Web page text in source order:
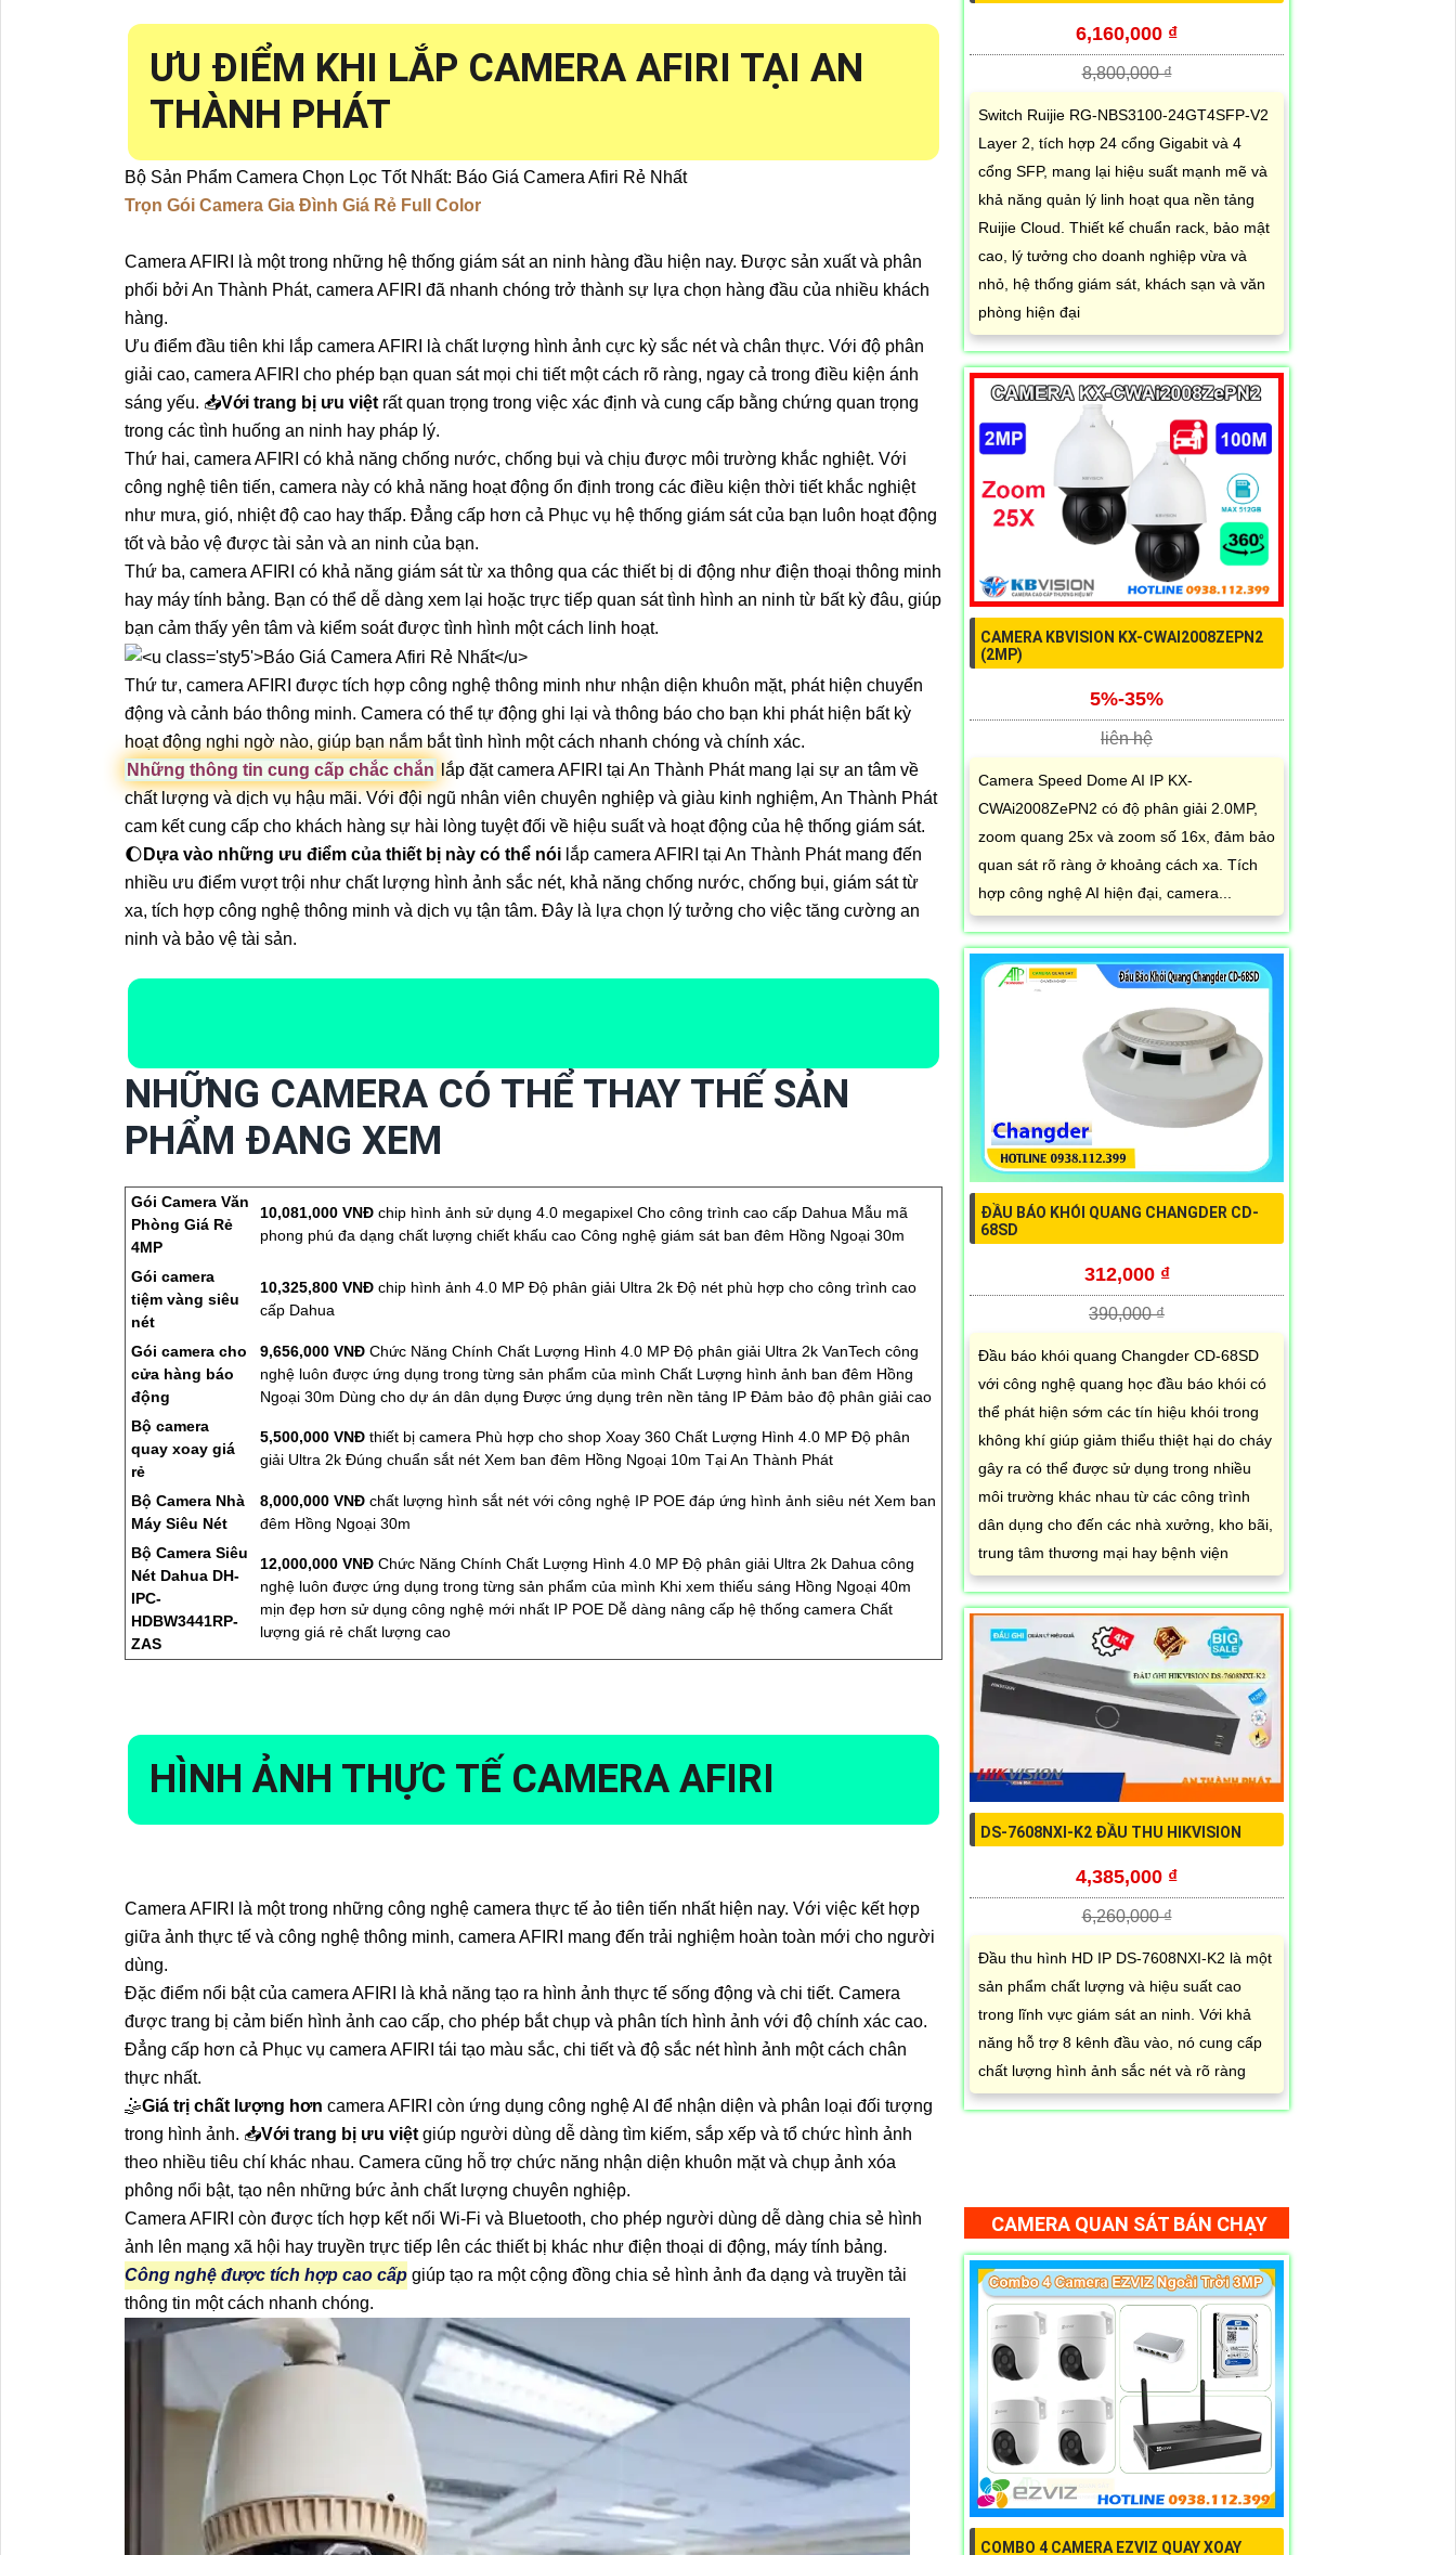
ƯU ĐIỂM KHI LẮP CAMERA AFIRI TẠI AN
THÀNH PHÁT
Bộ Sản Phẩm Camera Chọn Lọc Tốt Nhất: Báo Giá Camera Afiri Rẻ Nhất
Trọn Gói Camera Gia Đình Giá Rẻ Full Color
Camera AFIRI là một trong những hệ thống giám sát an ninh hàng đầu hiện nay. Được sản xuất và phân
phối bởi An Thành Phát, camera AFIRI đã nhanh chóng trở thành sự lựa chọn hàng đầu của nhiều khách
hàng.
Ưu điểm đầu tiên khi lắp camera AFIRI là chất lượng hình ảnh cực kỳ sắc nét và chân thực. Với độ phân
giải cao, camera AFIRI cho phép bạn quan sát mọi chi tiết một cách rõ ràng, ngay cả trong điều kiện ánh
sáng yếu. 📥Với trang bị ưu việt rất quan trọng trong việc xác định và cung cấp bằng chứng quan trọng
trong các tình huống an ninh hay pháp lý.
Thứ hai, camera AFIRI có khả năng chống nước, chống bụi và chịu được môi trường khắc nghiệt. Với
công nghệ tiên tiến, camera này có khả năng hoạt động ổn định trong các điều kiện thời tiết khắc nghiệt
như mưa, gió, nhiệt độ cao hay thấp. Đẳng cấp hơn cả Phục vụ hệ thống giám sát của bạn luôn hoạt động
tốt và bảo vệ được tài sản và an ninh của bạn.
Thứ ba, camera AFIRI có khả năng giám sát từ xa thông qua các thiết bị di động như điện thoại thông minh
hay máy tính bảng. Bạn có thể dễ dàng xem lại hoặc trực tiếp quan sát tình hình an ninh từ bất kỳ đâu, giúp
bạn cảm thấy yên tâm và kiểm soát được tình hình một cách linh hoạt.
Thứ tư, camera AFIRI được tích hợp công nghệ thông minh như nhận diện khuôn mặt, phát hiện chuyển
động và cảnh báo thông minh. Camera có thể tự động ghi lại và thông báo cho bạn khi phát hiện bất kỳ
hoạt động nghi ngờ nào, giúp bạn nắm bắt tình hình một cách nhanh chóng và chính xác.
Những thông tin cung cấp chắc chắn
lắp đặt camera AFIRI tại An Thành Phát mang lại sự an tâm về
chất lượng và dịch vụ hậu mãi. Với đội ngũ nhân viên chuyên nghiệp và giàu kinh nghiệm, An Thành Phát
cam kết cung cấp cho khách hàng sự hài lòng tuyệt đối về hiệu suất và hoạt động của hệ thống giám sát.
🌔 Dựa vào những ưu điểm của thiết bị này có thể nói lắp camera AFIRI tại An Thành Phát mang đến
nhiều ưu điểm vượt trội như chất lượng hình ảnh sắc nét, khả năng chống nước, chống bụi, giám sát từ
xa, tích hợp công nghệ thông minh và dịch vụ tận tâm. Đây là lựa chọn lý tưởng cho việc tăng cường an
ninh và bảo vệ tài sản.
NHỮNG CAMERA CÓ THỂ THAY THẾ SẢN
PHẨM ĐANG XEM
Gói Camera Văn
Phòng Giá Rẻ
4MP
10,081,000 VNĐ chip hình ảnh sử dụng 4.0 megapixel Cho công trình cao cấp Dahua Mẫu mã
phong phú đa dạng chất lượng chiết khấu cao Công nghệ giám sát ban đêm Hồng Ngoại 30m
Gói camera
tiệm vàng siêu
nét
10,325,800 VNĐ chip hình ảnh 4.0 MP Độ phân giải Ultra 2k Độ nét phù hợp cho công trình cao
cấp Dahua
Gói camera cho
cửa hàng báo
động
9,656,000 VNĐ Chức Năng Chính Chất Lượng Hình 4.0 MP Độ phân giải Ultra 2k VanTech công
nghệ luôn được ứng dụng trong từng sản phẩm của mình Chất Lượng hình ảnh ban đêm Hồng
Ngoại 30m Dùng cho dự án dân dụng Được ứng dụng trên nền tảng IP Đảm bảo độ phân giải cao
Bộ camera
quay xoay giá
rẻ
5,500,000 VNĐ thiết bị camera Phù hợp cho shop Xoay 360 Chất Lượng Hình 4.0 MP Độ phân
giải Ultra 2k Đúng chuẩn sắt nét Xem ban đêm Hồng Ngoại 10m Tại An Thành Phát
Bộ Camera Nhà
Máy Siêu Nét
8,000,000 VNĐ chất lượng hình sắt nét với công nghệ IP POE đáp ứng hình ảnh siêu nét Xem ban
đêm Hồng Ngoại 30m
Bộ Camera Siêu
Nét Dahua DH-
IPC-
HDBW3441RP-
ZAS
12,000,000 VNĐ Chức Năng Chính Chất Lượng Hình 4.0 MP Độ phân giải Ultra 2k Dahua công
nghệ luôn được ứng dụng trong từng sản phẩm của mình Khi xem thiếu sáng Hồng Ngoại 40m
mịn đẹp hơn sử dụng công nghệ mới nhất IP POE Dễ dàng nâng cấp hệ thống camera Chất
lượng giá rẻ chất lượng cao
HÌNH ẢNH THỰC TẾ CAMERA AFIRI
Camera AFIRI là một trong những công nghệ camera thực tế ảo tiên tiến nhất hiện nay. Với việc kết hợp
giữa ảnh thực tế và công nghệ thông minh, camera AFIRI mang đến trải nghiệm hoàn toàn mới cho người
dùng.
Đặc điểm nổi bật của camera AFIRI là khả năng tạo ra hình ảnh thực tế sống động và chi tiết. Camera
được trang bị cảm biến hình ảnh cao cấp, cho phép bắt chụp và phân tích hình ảnh với độ chính xác cao.
Đẳng cấp hơn cả Phục vụ camera AFIRI tái tạo màu sắc, chi tiết và độ sắc nét hình ảnh một cách chân
thực nhất.
🤹Giá trị chất lượng hơn camera AFIRI còn ứng dụng công nghệ AI để nhận diện và phân loại đối tượng
trong hình ảnh. 📥Với trang bị ưu việt giúp người dùng dễ dàng tìm kiếm, sắp xếp và tổ chức hình ảnh
theo nhiều tiêu chí khác nhau. Camera cũng hỗ trợ chức năng nhận diện khuôn mặt và chụp ảnh xóa
phông nổi bật, tạo nên những bức ảnh chất lượng chuyên nghiệp.
Camera AFIRI còn được tích hợp kết nối Wi-Fi và Bluetooth, cho phép người dùng dễ dàng chia sẻ hình
ảnh lên mạng xã hội hay truyền trực tiếp lên các thiết bị khác như điện thoại di động, máy tính bảng.
Công nghệ được tích hợp cao cấp giúp tạo ra một cộng đồng chia sẻ hình ảnh đa dạng và truyền tải
thông tin một cách nhanh chóng.
6,160,000 ₫
8,800,000 ₫
Switch Ruijie RG-NBS3100-24GT4SFP-V2
Layer 2, tích hợp 24 cổng Gigabit và 4
cổng SFP, mang lại hiệu suất mạnh mẽ và
khả năng quản lý linh hoạt qua nền tảng
Ruijie Cloud. Thiết kế chuẩn rack, bảo mật
cao, lý tưởng cho doanh nghiệp vừa và
nhỏ, hệ thống giám sát, khách sạn và văn
phòng hiện đại
CAMERA KBVISION KX-CWAI2008ZEPN2
(2MP)
5%-35%
liên hệ
Camera Speed Dome AI IP KX-
CWAi2008ZePN2 có độ phân giải 2.0MP,
zoom quang 25x và zoom số 16x, đảm bảo
quan sát rõ ràng ở khoảng cách xa. Tích
hợp công nghệ AI hiện đại, camera...
ĐẦU BÁO KHÓI QUANG CHANGDER CD-
68SD
312,000 ₫
390,000 ₫
Đầu báo khói quang Changder CD-68SD
với công nghệ quang học đầu báo khói có
thể phát hiện sớm các tín hiệu khói trong
không khí giúp giảm thiểu thiệt hại do cháy
gây ra có thể được sử dụng trong nhiều
môi trường khác nhau từ các công trình
dân dụng cho đến các nhà xưởng, kho bãi,
trung tâm thương mại hay bệnh viện
DS-7608NXI-K2 ĐẦU THU HIKVISION
4,385,000 ₫
6,260,000 ₫
Đầu thu hình HD IP DS-7608NXI-K2 là một
sản phẩm chất lượng và hiệu suất cao
trong lĩnh vực giám sát an ninh. Với khả
năng hỗ trợ 8 kênh đầu vào, nó cung cấp
chất lượng hình ảnh sắc nét và rõ ràng
CAMERA QUAN SÁT BÁN CHẠY
COMBO 4 CAMERA EZVIZ QUAY XOAY